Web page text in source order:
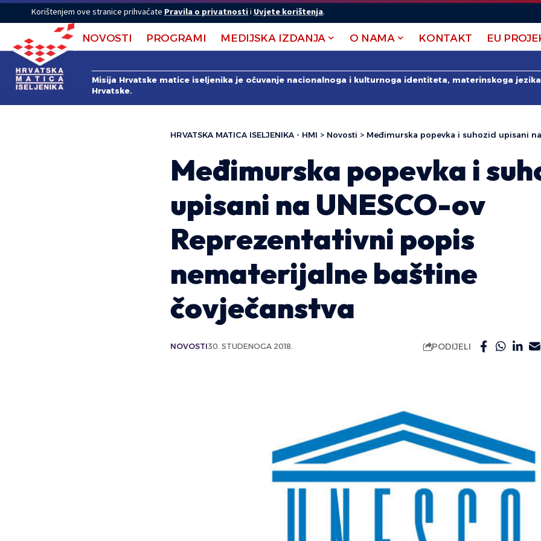
Korištenjem ove stranice prihvaćate Pravila o privatnostii Uvjete korištenja.
NOVOSTI PROGRAMI MEDIJSKA IZDANJA O NAMA KONTAKT EU
Misija Hrvatske matice iseljenika je očuvanje nacionalnoga i kulturnoga identiteta, materinskoga
Hrvatske.
HRVATSKA MATICA ISELJENIKA - HMI > Novosti > Međimurska popevka i suhozid upisani na UNESCO-ov
Međimurska popevka i
upisani na UNESCO-ov
Reprezentativni popis
nematerijalne baštine
čovječanstva
NOVOSTI30. STUDENOGA 2018. PODIJELI